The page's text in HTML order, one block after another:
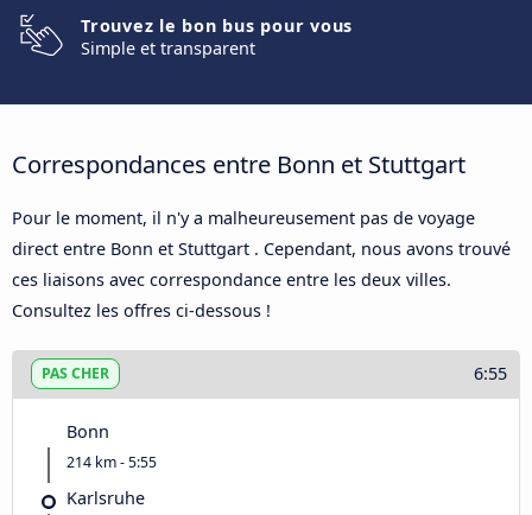
Trouvez le bon bus pour vous
Simple et transparent
Correspondances entre Bonn et Stuttgart
Pour le moment, il n'y a malheureusement pas de voyage
direct entre Bonn et Stuttgart . Cependant, nous avons trouvé
ces liaisons avec correspondance entre les deux villes.
Consultez les offres ci-dessous !
PAS CHER 6:55
Bonn
214 km - 5:55
Karlsruhe